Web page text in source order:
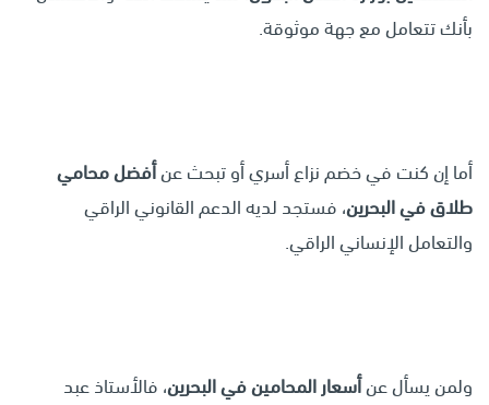
بأنك تتعامل مع جهة موثوقة.
أما إن كنت في خضم نزاع أسري أو تبحث عنأفضل محامي
طلاق في البحرين، فستجد لديه الدعم القانوني الراقي
والتعامل الإنساني الراقي.
ولمن يسأل عنأسعار المحامين في البحرين، فالأستاذ عبد